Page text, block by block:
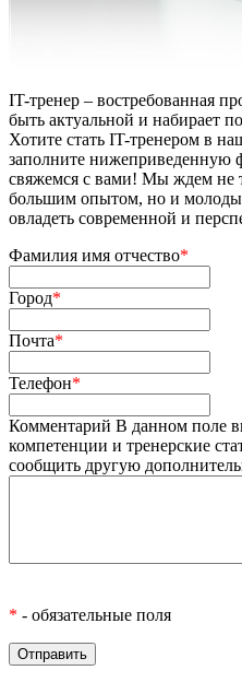
IT-тренер – востребованная
быть актуальной и набирает
Хотите стать IT-тренером в
заполните нижеприведенную
свяжемся с вами! Мы ждем не
большим опытом, но и
овладеть современной и
Фамилия имя отчество*
Город*
Почта*
Телефон*
Комментарий В данном поле
компетенции и тренерские
сообщить другую
* - обязательные поля